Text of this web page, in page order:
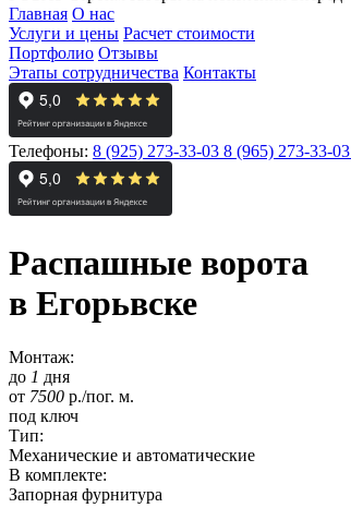
Главная О нас
Услуги и цены Расчет стоимости
Портфолио Отзывы
Этапы сотрудничества Контакты
Телефоны: 8 (925) 273-33-03 8 (965) 273-33-03
Распашные ворота
в Егорьвске
Монтаж:
до 1 дня
от 7500 р./пог. м.
под ключ
Тип:
Механические и автоматические
В комплекте:
Запорная фурнитура